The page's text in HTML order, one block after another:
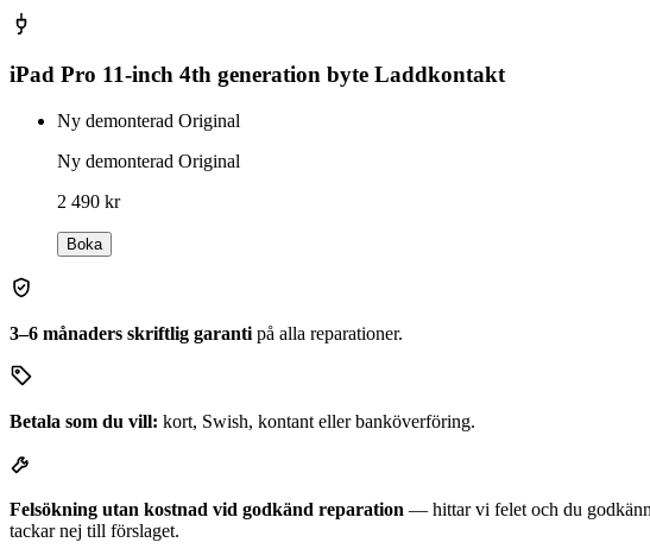
iPad Pro 11-inch 4th generation byte Laddkontakt
Ny demonterad Original
Ny demonterad Original
2 490 kr
Boka
3–6 månaders skriftlig garanti på alla reparationer.
Betala som du vill: kort, Swish, kontant eller banköverföring.
Felsökning utan kostnad vid godkänd reparation — hittar vi felet och du
tackar nej till förslaget.